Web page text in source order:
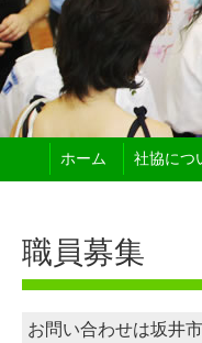
ホーム 社協につ
職員募集
お問い合わせは坂井